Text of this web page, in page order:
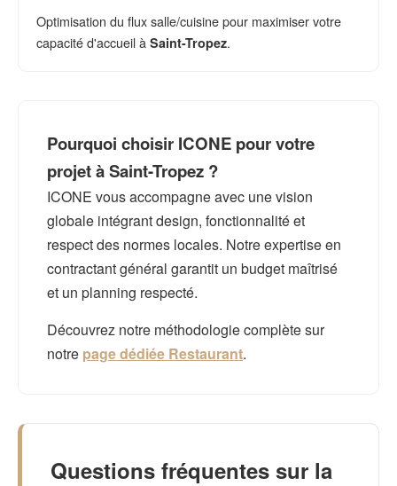
Optimisation du flux salle/cuisine pour maximiser votre
capacité d'accueil à Saint-Tropez.
Pourquoi choisir ICONE pour votre
projet à Saint-Tropez ?
ICONE vous accompagne avec une vision
globale intégrant design, fonctionnalité et
respect des normes locales. Notre expertise en
contractant général garantit un budget maîtrisé
et un planning respecté.
Découvrez notre méthodologie complète sur
notre page dédiée Restaurant.
Questions fréquentes sur la